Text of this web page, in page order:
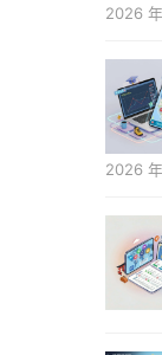
2026
2026